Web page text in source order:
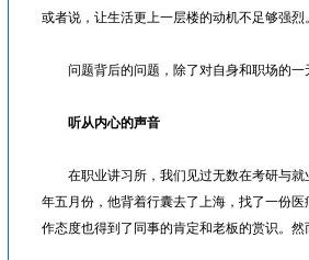
或者说，让生活更上一层楼的动机不足够强烈。
问题背后的问题，除了对自身和职场的一
听从内心的声音
在职业讲习所，我们见过无数在考研与就
年五月份，他背着行囊去了上海，找了一份医
作态度也得到了同事的肯定和老板的赏识。